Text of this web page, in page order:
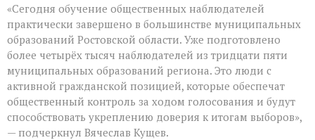
«Сегодня обучение общественных наблюдателей
практически завершено в большинстве муниципальных
образований Ростовской области. Уже подготовлено
более четырёх тысяч наблюдателей из тридцати пяти
муниципальных образований региона. Это люди с
активной гражданской позицией, которые обеспечат
общественный контроль за ходом голосования и будут
способствовать укреплению доверия к итогам выборов»,
— подчеркнул Вячеслав Кущев.